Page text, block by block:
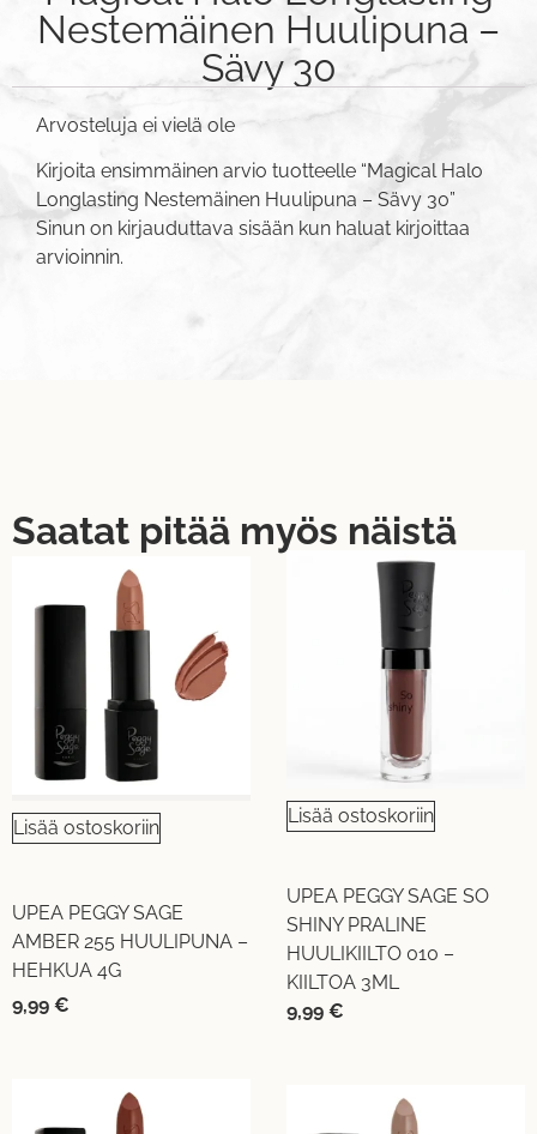
Nestemäinen Huulipuna –
Sävy 30
Arvosteluja ei vielä ole
Kirjoita ensimmäinen arvio tuotteelle “Magical Halo
Longlasting Nestemäinen Huulipuna – Sävy 30”
Sinun on kirjauduttava sisään kun haluat kirjoittaa
arvioinnin.
Saatat pitää myös näistä
Lisää ostoskoriin
UPEA PEGGY SAGE
AMBER 255 HUULIPUNA –
HEHKUA 4G
9,99 €
Lisää ostoskoriin
UPEA PEGGY SAGE SO
SHINY PRALINE
HUULIKIILTO 010 –
KIILTOA 3ML
9,99 €